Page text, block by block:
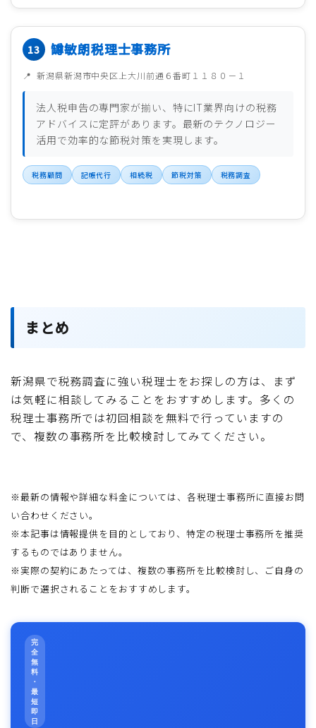
罇敏朗税理士事務所
新潟県新潟市中央区上大川前通６番町１１８０－１
法人税申告の専門家が揃い、特にIT業界向けの税務
アドバイスに定評があります。最新のテクノロジー
活用で効率的な節税対策を実現します。
税務顧問 記帳代行 相続税 節税対策 税務調査
まとめ
新潟県で税務調査に強い税理士をお探しの方は、まず
は気軽に相談してみることをおすすめします。多くの
税理士事務所では初回相談を無料で行っていますの
で、複数の事務所を比較検討してみてください。
※最新の情報や詳細な料金については、各税理士事務所に直接お問
い合わせください。
※本記事は情報提供を目的としており、特定の税理士事務所を推奨
するものではありません。
※実際の契約にあたっては、複数の事務所を比較検討し、ご自身の
判断で選択されることをおすすめします。
完
全
無
料
・
最
短
即
日